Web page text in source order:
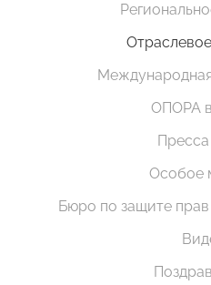
ОПОРА
Особое
Бюро по защите